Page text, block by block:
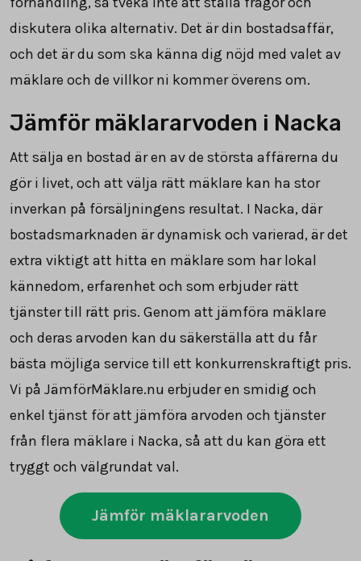
diskutera olika alternativ. Det är din bostadsaffär,
och det är du som ska känna dig nöjd med valet av
mäklare och de villkor ni kommer överens om.
Jämför mäklararvoden i Nacka
Att sälja en bostad är en av de största affärerna du
gör i livet, och att välja rätt mäklare kan ha stor
inverkan på försäljningens resultat. I Nacka, där
bostadsmarknaden är dynamisk och varierad, är det
extra viktigt att hitta en mäklare som har lokal
kännedom, erfarenhet och som erbjuder rätt
tjänster till rätt pris. Genom att jämföra mäklare
och deras arvoden kan du säkerställa att du får
bästa möjliga service till ett konkurrenskraftigt pris.
Vi på JämförMäklare.nu erbjuder en smidig och
enkel tjänst för att jämföra arvoden och tjänster
från flera mäklare i Nacka, så att du kan göra ett
tryggt och välgrundat val.
Jämför mäklararvoden